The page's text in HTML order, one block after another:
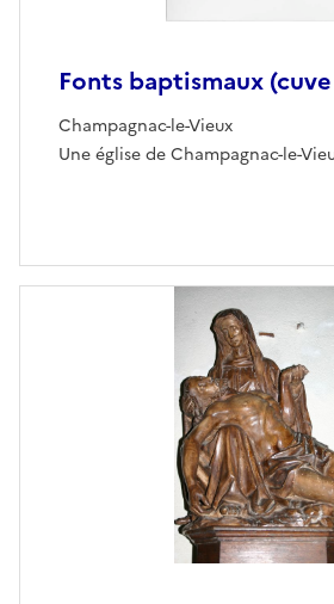
Fonts baptismaux
Champagnac-le-Vieux
Une église de Champagnac-le-